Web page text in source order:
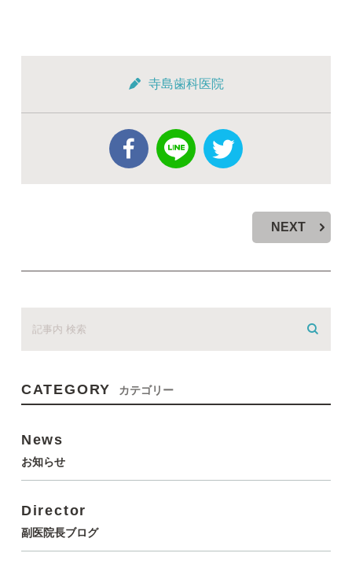
寺島歯科医院
NEXT
CATEGORY カテゴリー
News
お知らせ
Director
副医院長ブログ